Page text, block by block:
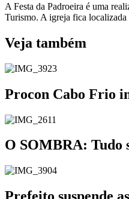
A Festa da Padroeira é uma
Turismo. A igreja fica
Veja também
Procon Cabo Frio
O SOMBRA: Tudo